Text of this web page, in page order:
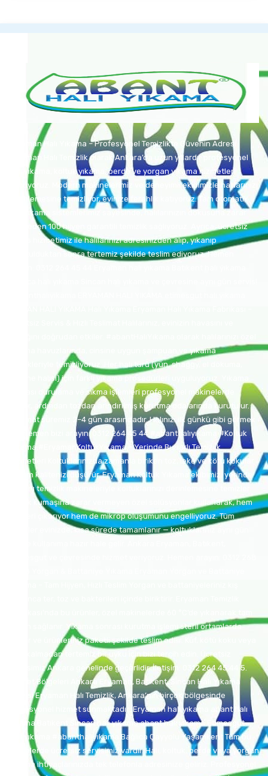
Eryaman Halı Yıkama – Profesyonel Temizlikte Güvenin Adresi
Eryaman Halı Temizlik olarak Ankara’da uzun yıllardır profesyonel
halı yıkama, koltuk yıkama, perde ve yorgan yıkama hizmetleri
sunuyoruz. Modern makinelerimiz ve deneyimli ekibimizle halılarınızı
derinlemesine temizliyor, evinize ferahlık katıyoruz. Tam otomatik
halı yıkama sistemlerimiz sayesinde, halılarınızın dokusuna zarar
vermeden 100 hijyen garantili temizlik sağlıyoruz. Ayrıca, ücretsiz
servis hizmetimiz ile halılarınızı adresinizden alıp, yıkanıp
kurutulduktan sonra tertemiz şekilde teslim ediyoruz. Hemen
yıkama havuzlarında, cinsine uygun şampuan ve yıkama
teknikleriyle temizliyoruz. Her halı türü (yün, shaggy, el dokuma,
makine halısı) için farklı yıkama prosedürleri uyguluyoruz. Yıkama
sonrası durulama ve sıkma işlemleri profesyonel makinelerde
yapılır, ardından tozdan arındırılmış kurutma odalarında kurutulur.
Teslimat süremiz 2–4 gün arasındadır. Halınızı ilk günkü gibi görmek
için hemen bizi arayın: 0312 264 45 44 #abanthalıyıkama #Koltuk
Yıkama #EryamanKoltukYıkama – Yerinde Buharlı Temizlik
Hizmetleri Koltuklarınızda zamanla biriken toz, leke ve kötü kokular
yaşam kalitenizi düşürür. Eryaman Koltuk Yıkama ekibimiz, yerinde
buharlı temizlik makineleriyle koltuklarınızı derinlemesine temizler.
Koltuk kumaşına zarar vermeyen özel solüsyonlar kullanarak, hem
lekeleri çıkarıyor hem de mikrop oluşumunu engelliyoruz. Tüm
işlemler evinizde, kısa sürede tamamlanır — koltuklarınız aynı gün
hijyen sağlanır. Yıkama sonrası kurutma işlemi steril ortamlarda
yapılır ve ürünleriniz paketli şekilde teslim edilir. Küf, kötü koku veya
leke kalmadan tertemiz bir uyku için bizi tercih edin. Ücretsiz
servisimiz Ankara genelinde geçerlidir. İletişim: 0312 264 45 44 5.
Hizmet Bölgeleri Ankara Eryaman, Batıkent, Sincan Halı Yıkama
Servisi Eryaman Halı Temizlik, Ankara’nın birçok bölgesinde
profesyonel hizmet sunmaktadır: Eryaman halı yıkama abant halı
yıkama Batıkent Sincan halı yıkama abant halı yıkama Etimesgut
halı yıkama #abanthalıyıkama Bağlıca Çayyolu Yaşamkent Tüm bu
bölgelerde ücretsiz servisimiz vardır. Halı, koltuk, perde veya yorgan
yıkama ihtiyaçlarınızda tek telefonla adresinize geliriz. Profesyonel